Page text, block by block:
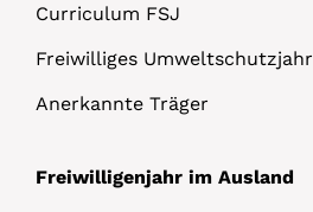
Curriculum FSJ
Freiwilliges Umweltschutzjahr
Anerkannte Träger
Freiwilligenjahr im Ausland